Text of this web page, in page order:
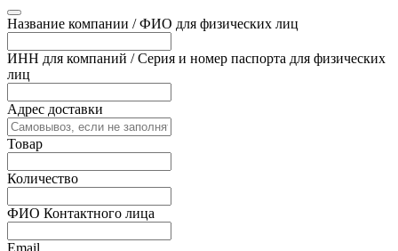
Название компании / ФИО для физических лиц
ИНН для компаний / Серия и номер паспорта для физических
лиц
Адрес доставки
Товар
Количество
ФИО Контактного лица
Email